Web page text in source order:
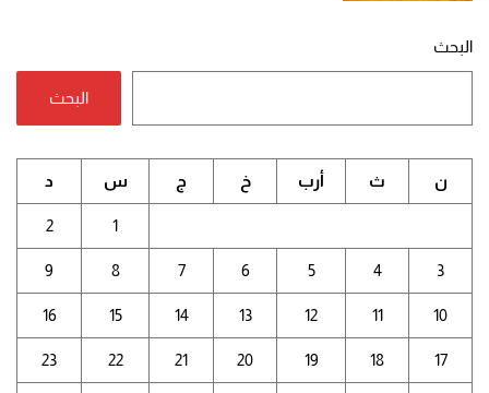
البحث
البحث
ن ث أرب خ ج س د
1
2
3
4
5
6
7
8
9
10
11
12
13
14
15
16
17
18
19
20
21
22
23